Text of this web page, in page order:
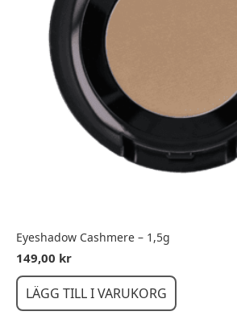
Eyeshadow Cashmere – 1,5g
149,00 kr
LÄGG TILL I VARUKORG